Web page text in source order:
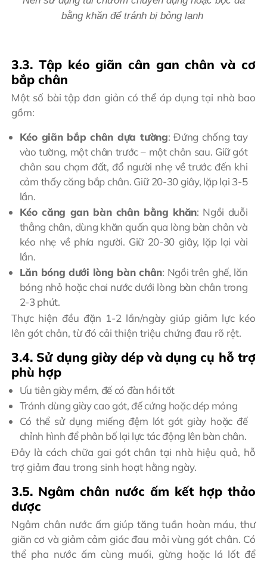
bằng khăn để tránh bị bỏng lạnh
3.3. Tập kéo giãn cân gan chân và cơ
bắp chân
Một số bài tập đơn giản có thể áp dụng tại nhà bao
gồm:
Kéo giãn bắp chân dựa tường: Đứng chống tay
vào tường, một chân trước – một chân sau. Giữ gót
chân sau chạm đất, đổ người nhẹ về trước đến khi
cảm thấy căng bắp chân. Giữ 20-30 giây, lặp lại 3-5
lần.
Kéo căng gan bàn chân bằng khăn: Ngồi duỗi
thẳng chân, dùng khăn quấn qua lòng bàn chân và
kéo nhẹ về phía người. Giữ 20-30 giây, lặp lại vài
lần.
Lăn bóng dưới lòng bàn chân: Ngồi trên ghế, lăn
bóng nhỏ hoặc chai nước dưới lòng bàn chân trong
2-3 phút.
Thực hiện đều đặn 1-2 lần/ngày giúp giảm lực kéo
lên gót chân, từ đó cải thiện triệu chứng đau rõ rệt.
3.4. Sử dụng giày dép và dụng cụ hỗ trợ
phù hợp
Ưu tiên giày mềm, đế có đàn hồi tốt
Tránh dùng giày cao gót, đế cứng hoặc dép mỏng
Có thể sử dụng miếng đệm lót gót giày hoặc đế
chỉnh hình để phân bố lại lực tác động lên bàn chân.
Đây là cách chữa gai gót chân tại nhà hiệu quả, hỗ
trợ giảm đau trong sinh hoạt hằng ngày.
3.5. Ngâm chân nước ấm kết hợp thảo
dược
Ngâm chân nước ấm giúp tăng tuần hoàn máu, thư
giãn cơ và giảm cảm giác đau mỏi vùng gót chân. Có
thể pha nước ấm cùng muối, gừng hoặc lá lốt để